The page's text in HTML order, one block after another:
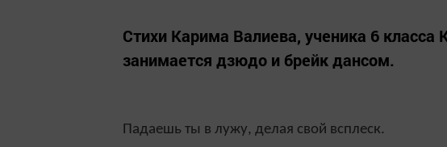
Стихи Карима Валиева, ученика 6
занимается дзюдо и брейк дансом.
Падаешь ты в лужу, делая свой всплеск.